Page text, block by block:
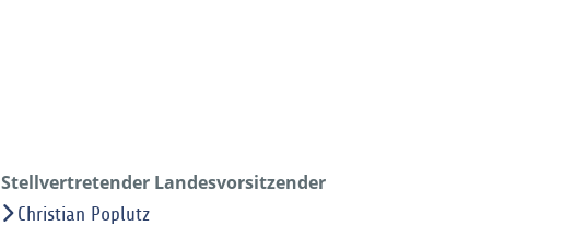
Stellvertretender Landesvorsitzender
Christian Poplutz